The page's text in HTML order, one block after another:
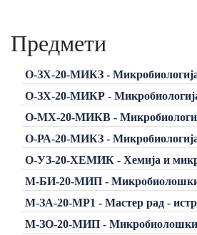
Предмети
О-ЗХ-20-МИКЗ -
О-ЗХ-20-МИКР -
О-МХ-20-МИКВ -
О-РА-20-МИКЗ -
О-УЗ-20-ХЕМИК - Хемија и
М-БИ-20-МИП -
М-ЗА-20-МР1 - Мастер рад -
М-ЗО-20-МИП - Микробиолошки